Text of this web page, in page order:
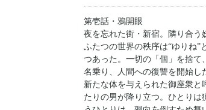
第壱話・鴉開眼
夜を忘れた街・新宿。隣り合う
ふたつの世界の秩序は“ゆりね”
つあった。一切の「個」を捨て
名乗り、人間への復讐を開始し
新たな体を与えられた御座衆
たりの男が降り立つ。ひとりは